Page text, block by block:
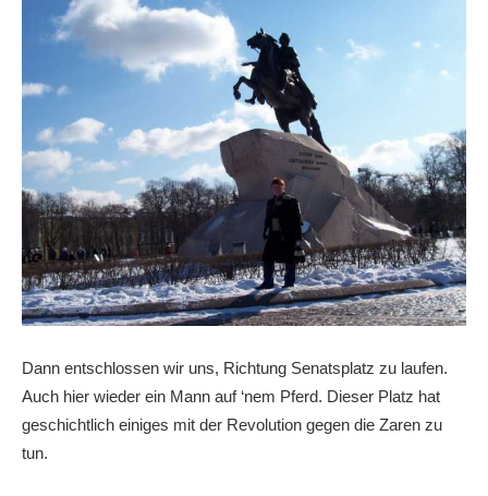
Dann entschlossen wir uns, Richtung Senatsplatz zu laufen.
Auch hier wieder ein Mann auf ‘nem Pferd. Dieser Platz hat
geschichtlich einiges mit der Revolution gegen die Zaren zu
tun.